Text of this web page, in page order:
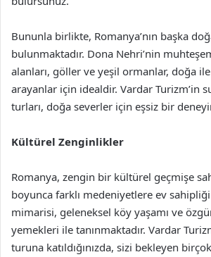
Bununla birlikte, Romanya’nın başka
bulunmaktadır. Dona Nehri’nin
alanları, göller ve yeşil ormanlar, doğa
arayanlar için idealdir. Vardar Turizm’in
turları, doğa severler için eşsiz bir
Kültürel Zenginlikler
Romanya, zengin bir kültürel geçmişe
boyunca farklı medeniyetlere ev sahipliği
mimarisi, geleneksel köy yaşamı ve
yemekleri ile tanınmaktadır. Vardar
turuna katıldığınızda, sizi bekleyen